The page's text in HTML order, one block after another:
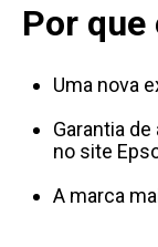
Por que
Uma nova
Garantia
no site
A marca